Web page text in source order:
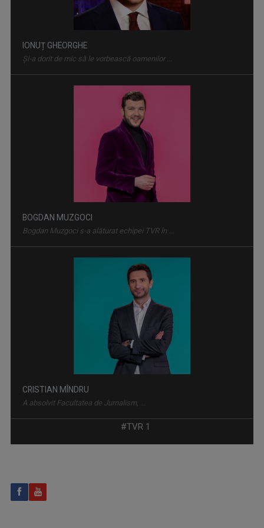
PROFESIONIŞTII ... CU EUGENIA VODĂ
Este una dintre cele mai apreciate şi urmărite ...
VORBEŞTE CORECT!
„Să dedicăm măcar 5 minute limbii române!” ...
Un serial TV dedicat călătoriilor şi ...
IONUȚ GHEORGHE
Şi-a dorit de mic să le vorbească oamenilor ...
BOGDAN MUZGOCI
Bogdan Muzgoci s-a alăturat echipei TVR în ...
CRISTIAN MÎNDRU
A absolvit Facultatea de Jurnalism, ...
#TVR 1